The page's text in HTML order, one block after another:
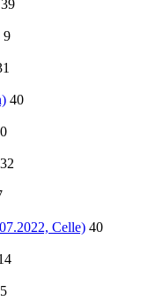
39
9
40
32
Celle) 40